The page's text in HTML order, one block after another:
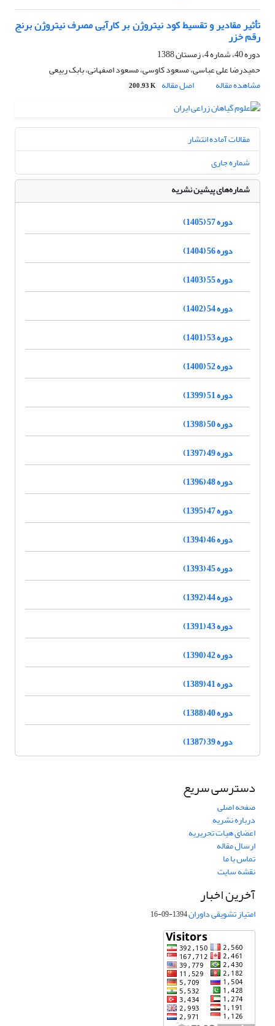
تأثیر مقادیر و تقسیط کود نیتروژن بر کارآیی مصرف نیتروژن برنج
رقم خزر
دوره 40، شماره 4، زمستان 1388
حمیدرضا علی عباسی، مسعود کاوسی، مسعود اصفهانی، بابک ربیعی
مشاهده مقاله
اصل مقاله 200.93 K
مقالات آماده انتشار
شماره جاری
شماره‌های پیشین نشریه
دوره 57 (1405)
دوره 56 (1404)
دوره 55 (1403)
دوره 54 (1402)
دوره 53 (1401)
دوره 52 (1400)
دوره 51 (1399)
دوره 50 (1398)
دوره 49 (1397)
دوره 48 (1396)
دوره 47 (1395)
دوره 46 (1394)
دوره 45 (1393)
دوره 44 (1392)
دوره 43 (1391)
دوره 42 (1390)
دوره 41 (1389)
دوره 40 (1388)
دوره 39 (1387)
دسترسی سریع
صفحه اصلی
درباره نشریه
اعضای هیات تحریریه
ارسال مقاله
تماس با ما
نقشه سایت
آخرین اخبار
امتیاز تشویقی داوران1394-09-16